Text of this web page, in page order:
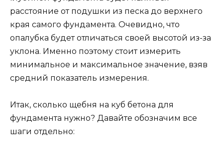
расстояние от подушки из песка до верхнего
края самого фундамента. Очевидно, что
опалубка будет отличаться своей высотой из-за
уклона. Именно поэтому стоит измерить
минимальное и максимальное значение, взяв
средний показатель измерения.
Итак, сколько щебня на куб бетона для
фундамента нужно? Давайте обозначим все
шаги отдельно: